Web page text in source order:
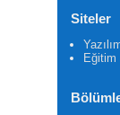
Siteler
Eğitim